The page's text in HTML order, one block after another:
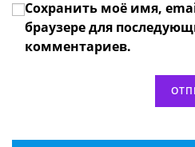
веб-
сайта
(необязательно)
Сохранить моё имя,
браузере для
комментариев.